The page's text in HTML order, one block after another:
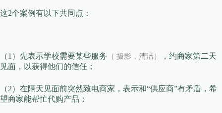
这2个案例有以下共同点：
（1）先表示学校需要某些服务 （ 摄影，清洁）
，约商家第二天
见面，以获得他们的信任；
（2）在隔天见面前突然致电商家，表示和“供应商”有矛盾，希
望商家能帮忙代购产品；